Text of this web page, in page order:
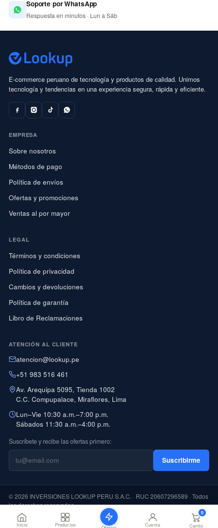
Inicio Productos Cuenta
0
Carrito
Soporte por WhatsApp
Respuesta en minutos · Lun a Sáb
E-commerce peruano de tecnología y productos de calidad. Unimos
tecnología y tendencias en una experiencia segura, rápida y eficiente.
EMPRESA
Sobre nosotros
Métodos de pago
Política de envíos
Ofertas y promociones
Ventas al por mayor
LEGAL
Términos y condiciones
Política de privacidad
Cambios y devoluciones
Política de garantía
Libro de Reclamaciones
ATENCIÓN AL CLIENTE
atencion@lookup.pe
+51 983 516 461
Av. Arequipa 5095, Tienda 1002
C.C. Compupalace, Miraflores, Lima
Lun–Vie 10:30 a.m.–7:00 p.m.
Sábados 11:30 a.m.–4:00 p.m.
Suscríbete y recibe las ofertas primero:
Suscribirme
© 2026 INVERSIONES LOOKUP PERU S.A.C. · RUC 20607296589 · Todos
los derechos reservados
PAGO CON YAPE DISPONIBLE